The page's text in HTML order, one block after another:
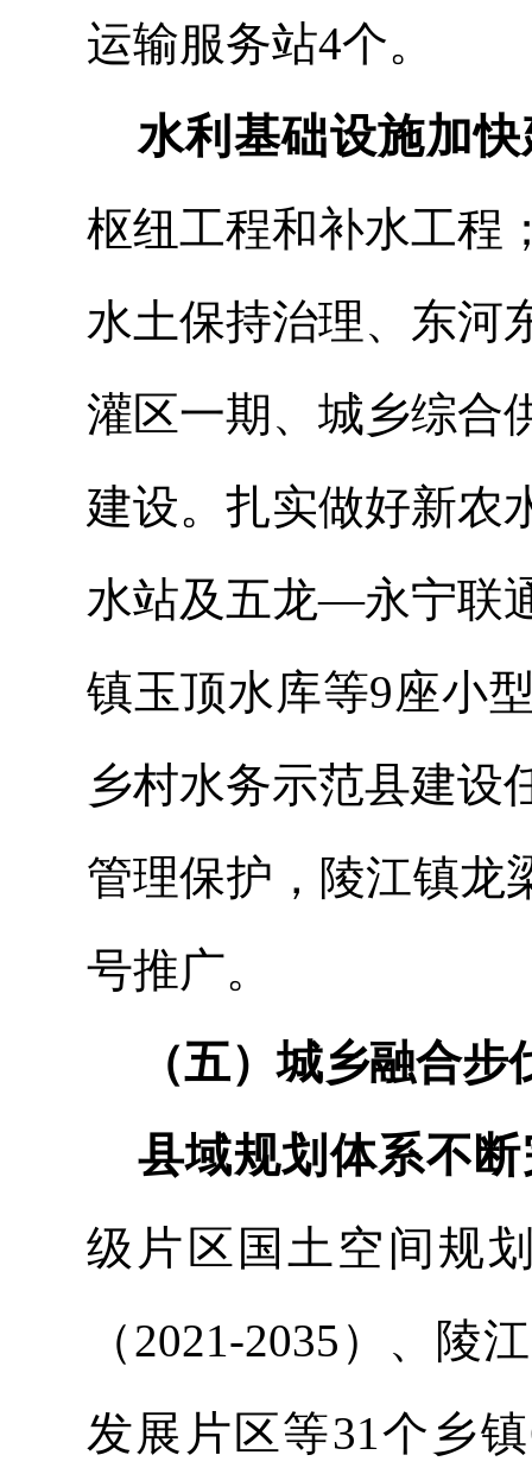
运输服务站4个。
水利基础设施加
枢纽工程和补水工程
水土保持治理、东河
灌区一期、城乡综合
建设。扎实做好新农
水站及五龙—永宁联
镇玉顶水库等9座小
乡村水务示范县建设
管理保护，陵江镇龙
号推广。
（五）城乡融合
县域规划体系不
级片区国土空间规
（2021-2035）、陵
发展片区等31个乡